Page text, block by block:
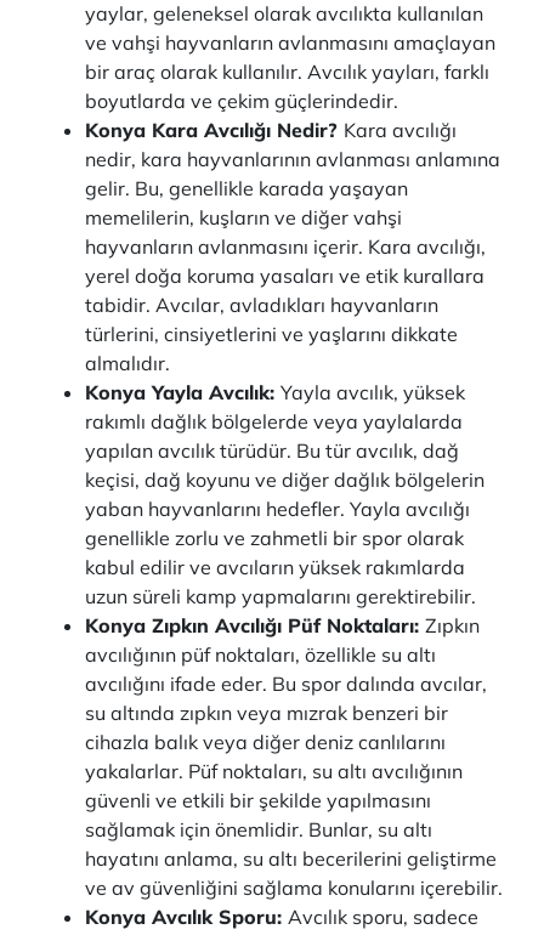
yaylar, geleneksel olarak avcılıkta kullanılan
ve vahşi hayvanların avlanmasını amaçlayan
bir araç olarak kullanılır. Avcılık yayları, farklı
boyutlarda ve çekim güçlerindedir.
Konya Kara Avcılığı Nedir? Kara avcılığı
nedir, kara hayvanlarının avlanması anlamına
gelir. Bu, genellikle karada yaşayan
memelilerin, kuşların ve diğer vahşi
hayvanların avlanmasını içerir. Kara avcılığı,
yerel doğa koruma yasaları ve etik kurallara
tabidir. Avcılar, avladıkları hayvanların
türlerini, cinsiyetlerini ve yaşlarını dikkate
almalıdır.
Konya Yayla Avcılık: Yayla avcılık, yüksek
rakımlı dağlık bölgelerde veya yaylalarda
yapılan avcılık türüdür. Bu tür avcılık, dağ
keçisi, dağ koyunu ve diğer dağlık bölgelerin
yaban hayvanlarını hedefler. Yayla avcılığı
genellikle zorlu ve zahmetli bir spor olarak
kabul edilir ve avcıların yüksek rakımlarda
uzun süreli kamp yapmalarını gerektirebilir.
Konya Zıpkın Avcılığı Püf Noktaları: Zıpkın
avcılığının püf noktaları, özellikle su altı
avcılığını ifade eder. Bu spor dalında avcılar,
su altında zıpkın veya mızrak benzeri bir
cihazla balık veya diğer deniz canlılarını
yakalarlar. Püf noktaları, su altı avcılığının
güvenli ve etkili bir şekilde yapılmasını
sağlamak için önemlidir. Bunlar, su altı
hayatını anlama, su altı becerilerini geliştirme
ve av güvenliğini sağlama konularını içerebilir.
Konya Avcılık Sporu: Avcılık sporu, sadece